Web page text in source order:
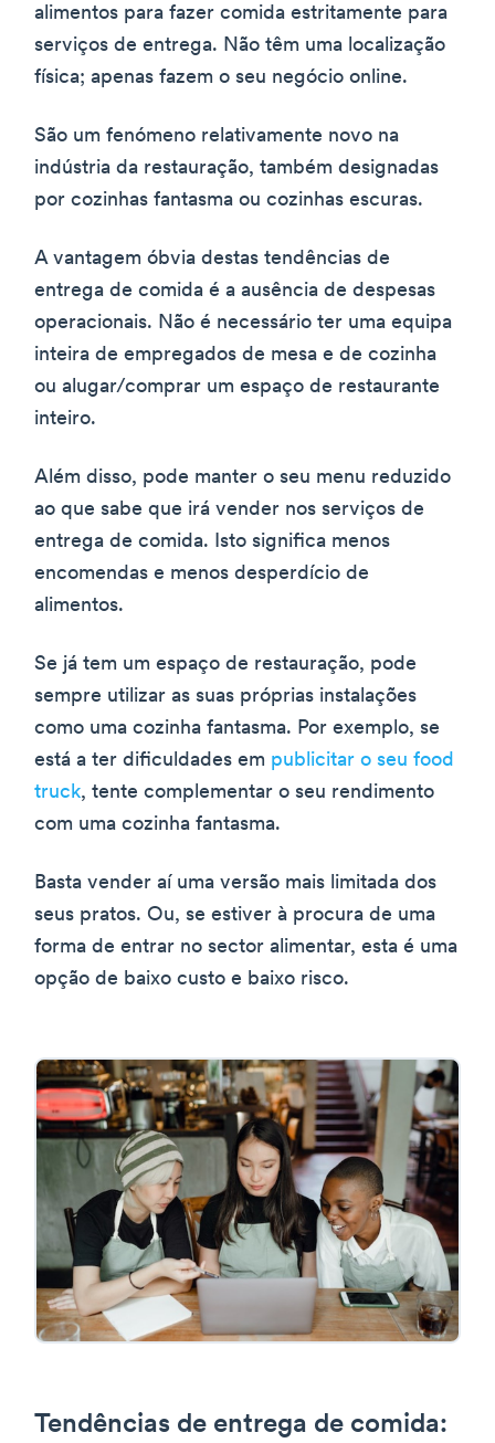
alimentos para fazer comida estritamente para
serviços de entrega. Não têm uma localização
física; apenas fazem o seu negócio online.
São um fenómeno relativamente novo na
indústria da restauração, também designadas
por cozinhas fantasma ou cozinhas escuras.
A vantagem óbvia destas tendências de
entrega de comida é a ausência de despesas
operacionais. Não é necessário ter uma equipa
inteira de empregados de mesa e de cozinha
ou alugar/comprar um espaço de restaurante
inteiro.
Além disso, pode manter o seu menu reduzido
ao que sabe que irá vender nos serviços de
entrega de comida. Isto significa menos
encomendas e menos desperdício de
alimentos.
Se já tem um espaço de restauração, pode
sempre utilizar as suas próprias instalações
como uma cozinha fantasma. Por exemplo, se
está a ter dificuldades em publicitar o seu food
truck, tente complementar o seu rendimento
com uma cozinha fantasma.
Basta vender aí uma versão mais limitada dos
seus pratos. Ou, se estiver à procura de uma
forma de entrar no sector alimentar, esta é uma
opção de baixo custo e baixo risco.
Tendências de entrega de comida: